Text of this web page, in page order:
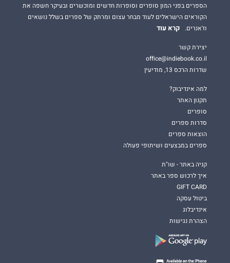
הספרים בפני המון סופרים וסופרות חדשים ומוכשרים ובעיקר חשפה את
הקוראים הישראלים לעוד מבחר עצום ומרתק של ספרים בשלל נושאים
וז'אנרים.
קרא עוד
יצירת קשר
office@indiebook.co.il
שדרות הרכס 13, מודיעין
למה אינדיבוק?
תקנון האתר
סופרים
סדרות ספרים
הוצאות ספרים
ספרים במבצעים ושיתופי פעולה
קניה באתר - שו"ת
איך לרכוש ספר באתר
GIFT CARD
ביטול עסקה
אינדיבלוג
הצהרת נגישות